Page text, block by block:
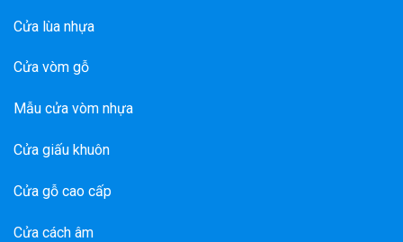
Cửa lùa nhựa
Cửa vòm gỗ
Mẫu cửa vòm nhựa
Cửa giấu khuôn
Cửa gỗ cao cấp
Cửa cách âm